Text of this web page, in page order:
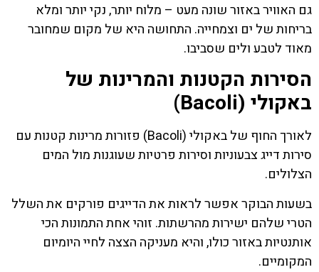
גם האוויר באזור שונה מעט – מלוח יותר, נקי יותר ומלא
בריחות של ים וצמחייה. התחושה היא של מקום שמחובר
מאוד לטבע ולים שסביבו.
הסירות הקטנות והמרינות של
באקולי (Bacoli)
לאורך החוף של באקולי (Bacoli) פזורות מרינות קטנות עם
סירות דייג צבעוניות וסירות פרטיות שעוגנות מול המים
הצלולים.
בשעות הבוקר אפשר לראות את הדייגים פורקים את השלל
הטרי שלהם ישירות מהרשתות. זוהי אחת התמונות הכי
אותנטיות באזור כולו, והיא מעניקה הצצה לחיי היומיום
המקומיים.